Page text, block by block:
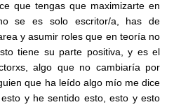
que tengas que maximizarte en
se es solo escritor/a, has de
y asumir roles que en teoría no
tiene su parte positiva, y es el
algo que no cambiaría por
que ha leído algo mío me dice
y he sentido esto, esto y esto